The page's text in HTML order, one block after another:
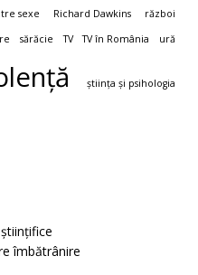
sexe Richard Dawkins
război
sărăcie TV TV în România ură
știința și psihologia
îmbătrânire